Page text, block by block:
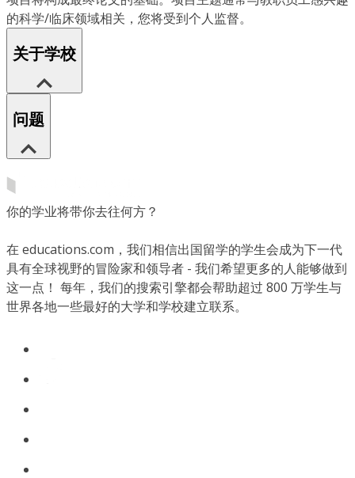
的科学/临床领域相关，您将受到个人监督。
关于学校
问题
你的学业将带你去往何方？
在 educations.com，我们相信出国留学的学生会成为下一代
具有全球视野的冒险家和领导者 - 我们希望更多的人能够做到
这一点！ 每年，我们的搜索引擎都会帮助超过 800 万学生与
世界各地一些最好的大学和学校建立联系。